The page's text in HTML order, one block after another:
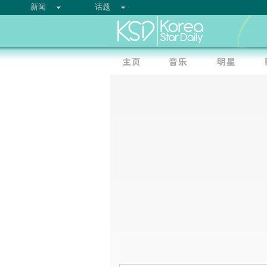
新闻 话题